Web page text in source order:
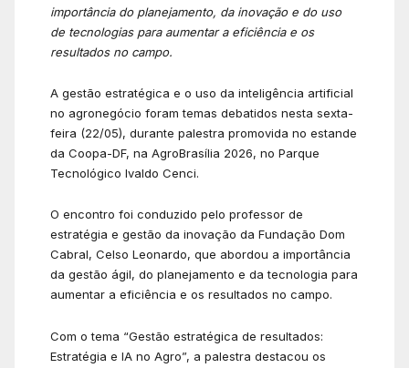
importância do planejamento, da inovação e do uso
de tecnologias para aumentar a eficiência e os
resultados no campo.
A gestão estratégica e o uso da inteligência artificial
no agronegócio foram temas debatidos nesta sexta-
feira (22/05), durante palestra promovida no estande
da Coopa-DF, na AgroBrasília 2026, no Parque
Tecnológico Ivaldo Cenci.
O encontro foi conduzido pelo professor de
estratégia e gestão da inovação da Fundação Dom
Cabral, Celso Leonardo, que abordou a importância
da gestão ágil, do planejamento e da tecnologia para
aumentar a eficiência e os resultados no campo.
Com o tema “Gestão estratégica de resultados:
Estratégia e IA no Agro”, a palestra destacou os